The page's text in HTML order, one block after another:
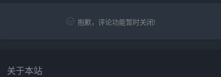
抱歉，评论功能暂时关闭!
关于本站